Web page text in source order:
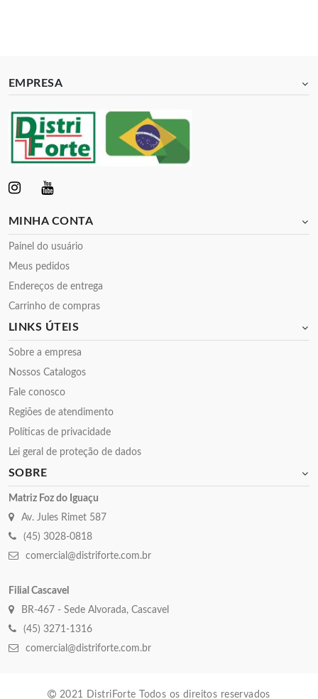
EMPRESA
MINHA CONTA
Painel do usuário
Meus pedidos
Endereços de entrega
Carrinho de compras
LINKS ÚTEIS
Sobre a empresa
Nossos Catalogos
Fale conosco
Regiões de atendimento
Políticas de privacidade
Lei geral de proteção de dados
SOBRE
Matriz Foz do Iguaçu
Av. Jules Rimet 587
(45) 3028-0818
comercial@distriforte.com.br
Filial Cascavel
BR-467 - Sede Alvorada, Cascavel
(45) 3271-1316
comercial@distriforte.com.br
2021 DistriForte Todos os direitos reservados